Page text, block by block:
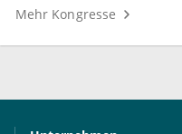
Mehr Kongresse